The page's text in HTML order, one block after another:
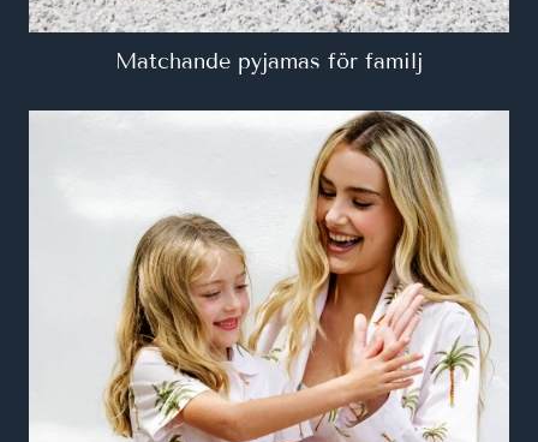
Matchande pyjamas för familj